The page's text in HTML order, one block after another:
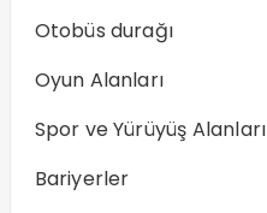
Otobüs durağı
Oyun Alanları
Spor ve Yürüyüş Alanları
Bariyerler